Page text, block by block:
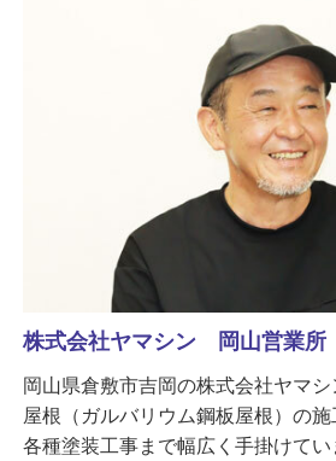
株式会社ヤマシン 岡山営業所
岡山県倉敷市吉岡の株式会社ヤマ
屋根（ガルバリウム鋼板屋根）の施
各種塗装工事まで幅広く手掛けて